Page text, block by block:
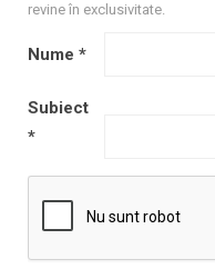
revine în exclusivitate.
Nume *
Subiect
*